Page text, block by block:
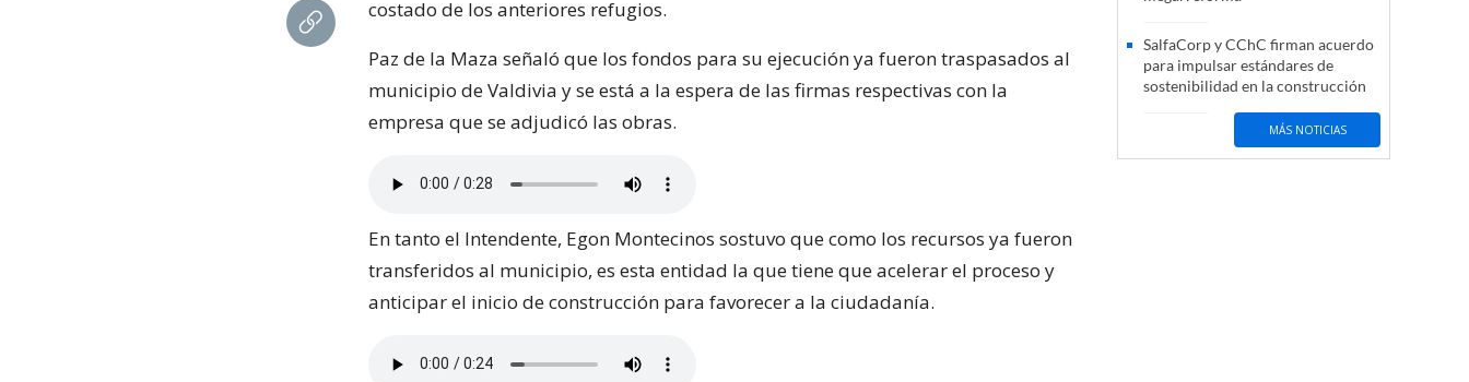
costado de los anteriores refugios.
Paz de la Maza señaló que los fondos para su ejecución ya fueron traspasados al
municipio de Valdivia y se está a la espera de las firmas respectivas con la
empresa que se adjudicó las obras.
En tanto el Intendente, Egon Montecinos sostuvo que como los recursos ya fueron
transferidos al municipio, es esta entidad la que tiene que acelerar el proceso y
anticipar el inicio de construcción para favorecer a la ciudadanía.
SalfaCorp y CChC firman acuerdo
para impulsar estándares de
sostenibilidad en la construcción
MÁS NOTICIAS